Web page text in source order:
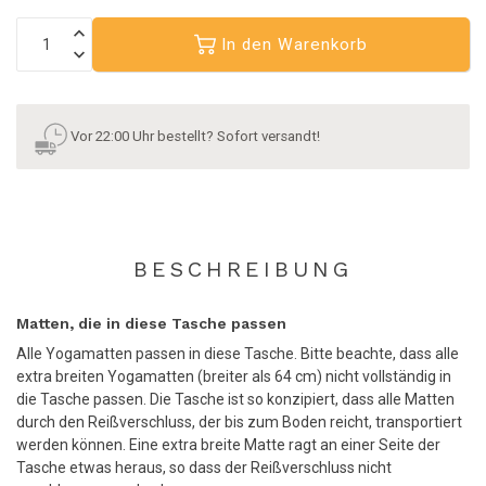
In den Warenkorb
Vor 22:00 Uhr bestellt? Sofort versandt!
BESCHREIBUNG
Matten, die in diese Tasche passen
Alle Yogamatten passen in diese Tasche. Bitte beachte, dass alle
extra breiten Yogamatten (breiter als 64 cm) nicht vollständig in
die Tasche passen. Die Tasche ist so konzipiert, dass alle Matten
durch den Reißverschluss, der bis zum Boden reicht, transportiert
werden können. Eine extra breite Matte ragt an einer Seite der
Tasche etwas heraus, so dass der Reißverschluss nicht